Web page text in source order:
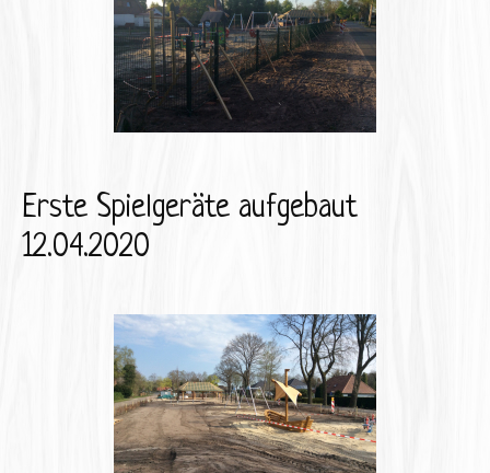
Erste Spielgeräte aufgebaut
12.04.2020